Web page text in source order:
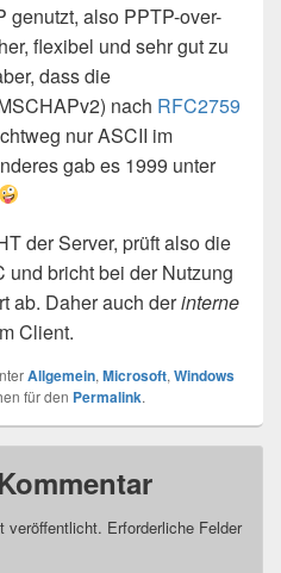
genutzt, also PPTP-over-
flexibel und sehr gut zu
dass die
nach RFC2759
nur ASCII im
gab es 1999 unter
der Server, prüft also die
und bricht bei der Nutzung
ab. Daher auch derinterne
Client.
Allgemein, Microsoft, Windows
für den Permalink.
veröffentlicht. Erforderliche Felder